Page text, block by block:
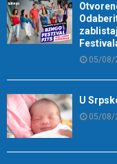
05/08/
U
05/08/